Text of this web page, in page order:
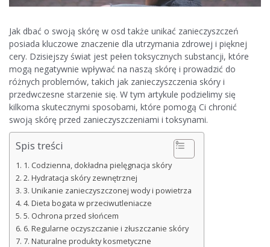
Jak dbać o swoją skórę w osd także unikać zanieczyszczeń
posiada kluczowe znaczenie dla utrzymania zdrowej i pięknej
cery. Dzisiejszy świat jest pełen toksycznych substancji, które
mogą negatywnie wpływać na naszą skórę i prowadzić do
różnych problemów, takich jak zanieczyszczenia skóry i
przedwczesne starzenie się. W tym artykule podzielimy się
kilkoma skutecznymi sposobami, które pomogą Ci chronić
swoją skórę przed zanieczyszczeniami i toksynami.
Spis treści
1. Codzienna, dokładna pielęgnacja skóry
2. Hydratacja skóry zewnętrznej
3. Unikanie zanieczyszczonej wody i powietrza
4. Dieta bogata w przeciwutleniacze
5. Ochrona przed słońcem
6. Regularne oczyszczanie i złuszczanie skóry
7. Naturalne produkty kosmetyczne